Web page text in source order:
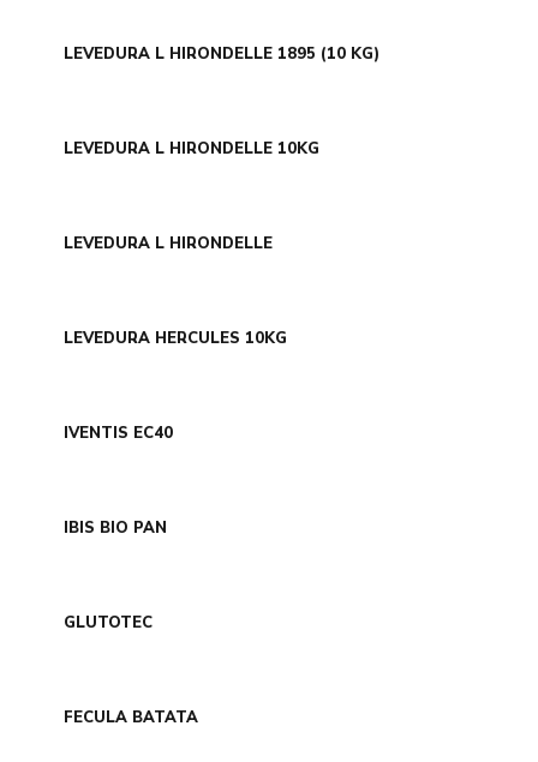
LEVEDURA L HIRONDELLE 1895 (10 KG)
LEVEDURA L HIRONDELLE 10KG
LEVEDURA L HIRONDELLE
LEVEDURA HERCULES 10KG
IVENTIS EC40
IBIS BIO PAN
GLUTOTEC
FECULA BATATA